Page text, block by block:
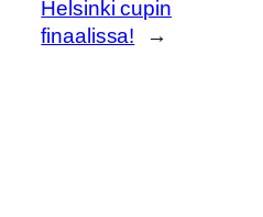
Helsinki cupin
finaalissa!
→